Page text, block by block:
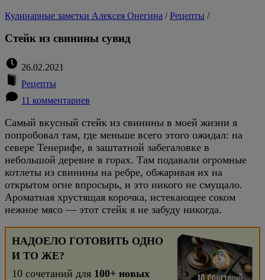
Кулинарные заметки Алексея Онегина /Рецепты /
Стейк из свинины сувид
26.02.2021
Рецепты
11 комментариев
Самый вкусный стейк из свинины в моей жизни я
попробовал там, где меньше всего этого ожидал: на
севере Тенерифе, в заштатной забегаловке в
небольшой деревне в горах. Там подавали огромные
котлеты из свинины на ребре, обжаривая их на
открытом огне впросырь, и это никого не смущало.
Ароматная хрустящая корочка, истекающее соком
нежное мясо — этот стейк я не забуду никогда.
НАДОЕЛО ГОТОВИТЬ ОДНО
И ТО ЖЕ?
10 сочетаний для 100+ новых